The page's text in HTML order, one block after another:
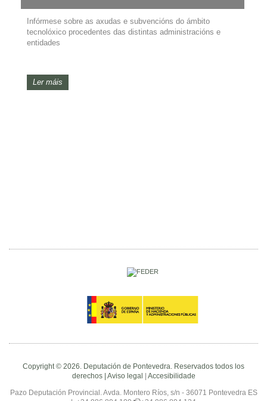
Infórmese sobre as axudas e subvencións do ámbito
tecnolóxico procedentes das distintas administracións e
entidades
Ler máis
Copyright © 2026. Deputación de Pontevedra. Reservados todos los
derechos | Aviso legal Accesibilidade
Pazo Deputación Provincial. Avda. Montero Ríos, s/n - 36071 Pontevedra ES